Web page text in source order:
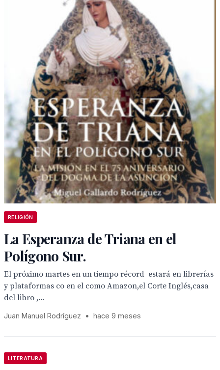
RELIGIÓN
La Esperanza de Triana en el
Polígono Sur.
El próximo martes en un tiempo récord estará en librerías
y plataformas co en el como Amazon,el Corte Inglés,casa
del libro ,...
Juan Manuel Rodríguez • hace 9 meses
LITERATURA